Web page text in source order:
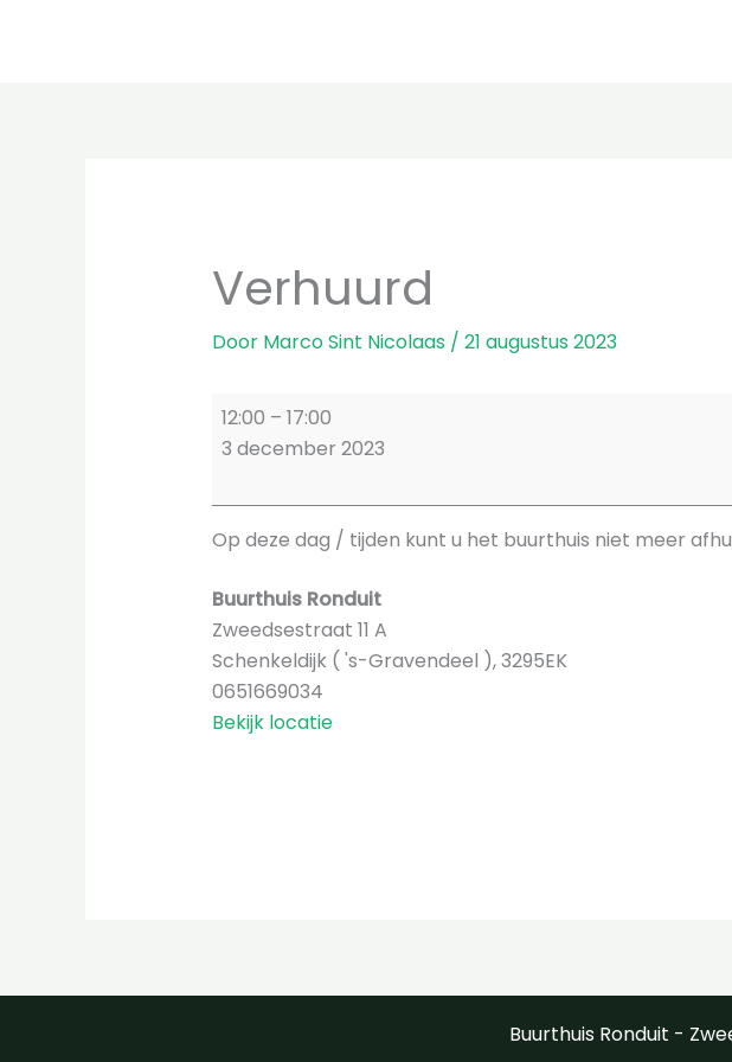
Verhuurd
Door Marco Sint Nicolaas / 21 augustus 2023
Verhuurd
12:00 – 17:00
3 december 2023
Op deze dag / tijden kunt u het buurthuis niet meer
Buurthuis Ronduit
Zweedsestraat 11 A
Schenkeldijk ( 's-Gravendeel ),3295EK
0651669034
Bekijk locatie
Buurthuis Ronduit -